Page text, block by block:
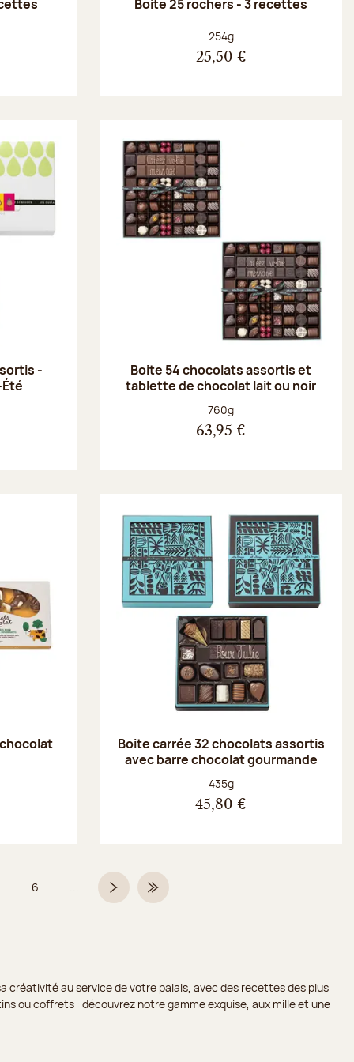
Boite 25 rochers - 3 recettes
Poids net :
254g
25,50 €
-
Boite 54 chocolats assortis et
tablette de chocolat lait ou noir
Poids net :
760g
63,95 €
Boite carrée 32 chocolats assortis
avec barre chocolat gourmande
Poids net :
435g
45,80 €
Page
6 ... Page suivanteDernière page
créativité au service de votre palais, avec des recettes des plus
ou coffrets : découvrez notre gamme exquise, aux mille et une